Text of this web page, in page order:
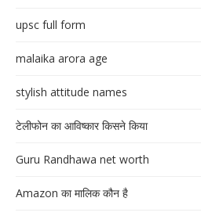
upsc full form
malaika arora age
stylish attitude names
टेलीफोन का आविष्कार किसने किया
Guru Randhawa net worth
Amazon का मालिक कौन है